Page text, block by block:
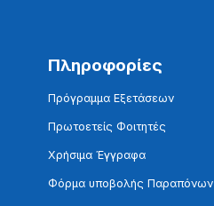
Πληροφορίες
Πρόγραμμα Εξετάσεων
Πρωτοετείς Φοιτητές
Χρήσιμα Έγγραφα
Φόρμα υποβολής Παραπόνων